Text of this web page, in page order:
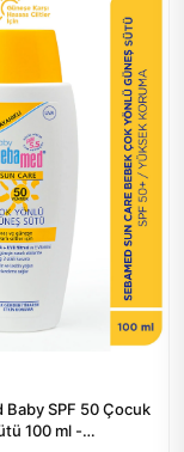
Baby SPF 50 Çocuk
100 ml -